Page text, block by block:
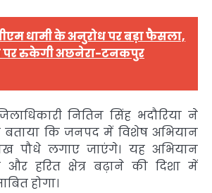
धामी के अनुरोध पर बड़ा फैसला,
रुकेगी अछनेरा-टनकपुर
नितिन सिंह भदौरिया ने
बताया कि जनपद में विशेष अभियान
पौधे लगाए जाएंगे। यह अभियान
और हरित क्षेत्र बढ़ाने की दिशा में
होगा।